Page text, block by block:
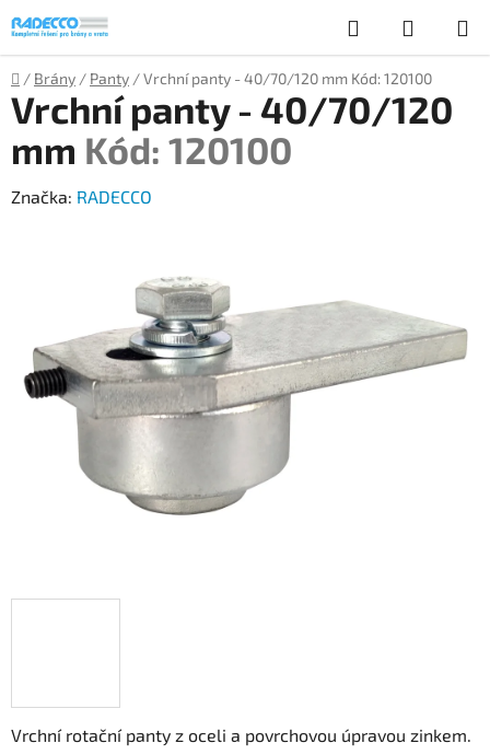
na
obsah
Hledat
KOŠÍK
Domů
/ Brány / Panty /Vrchní panty - 40/70/120 mm Kód: 120100
Vrchní rotační panty z oceli a povrchovou úpravou zinkem.
Vrchní panty - 40/70/120
mm Kód: 120100
Značka: RADECCO